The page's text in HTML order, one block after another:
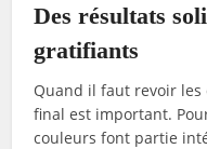
Des résultats
gratifiants
Quand il faut revoir
final est important.
couleurs font partie